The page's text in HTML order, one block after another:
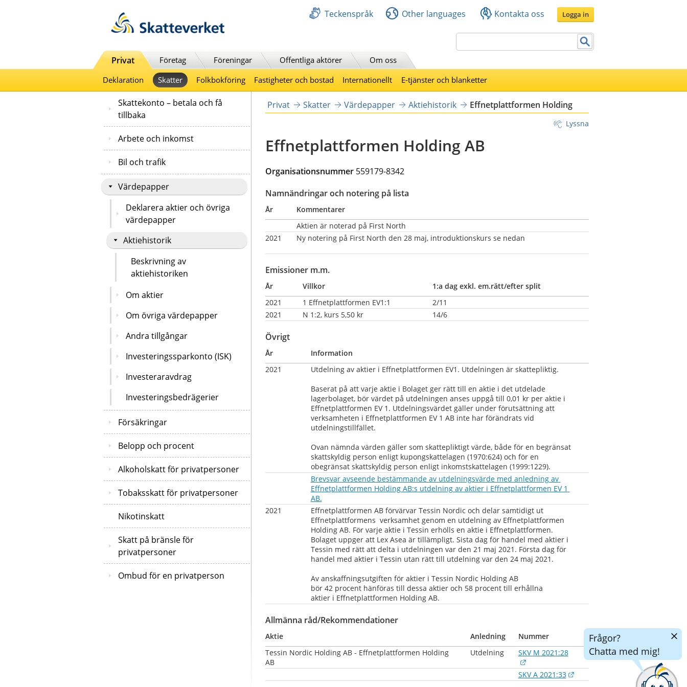
Teckenspråk Other languages Kontakta oss Logga in
Privat Företag Föreningar Offentliga aktörer
Om oss
Deklaration
Skatter Folkbokföring Fastigheter och bostad Internationellt E-tjänster och blanketter
Skattekonto – betala och få
tillbaka
Arbete och inkomst
Bil och trafik
Värdepapper
Deklarera aktier och övriga
värdepapper
Aktiehistorik
Beskrivning av
aktiehistoriken
Om aktier
Om övriga värdepapper
Andra tillgångar
Investeringssparkonto (ISK)
Investeraravdrag
Investeringsbedrägerier
Försäkringar
Belopp och procent
Alkoholskatt för privatpersoner
Tobaksskatt för privatpersoner
Nikotinskatt
Skatt på bränsle för
privatpersoner
Ombud för en privatperson
Privat Skatter Värdepapper Aktiehistorik Effnetplattformen Holding
Lyssna
Effnetplattformen Holding AB
Organisationsnummer 559179-8342
Namnändringar och notering på lista
År
Kommentarer
Aktien är noterad på First North
2021
Ny notering på First North den 28 maj, introduktionskurs se nedan
Emissioner m.m.
År Villkor
1:a dag exkl. em.rätt/efter split
2021
1 Effnetplattformen EV1:1
2/11
2021
N 1:2, kurs 5,50 kr 14/6
Övrigt
År
Information
2021
Utdelning av aktier i Effnetplattformen EV1. Utdelningen är skattepliktig.
Baserat på att varje aktie i Bolaget ger rätt till en aktie i det utdelade
lagerbolaget, bör värdet på utdelningen anses uppgå till 0,01 kr per aktie i
Effnetplattformen EV 1. Utdelningsvärdet gäller under förutsättning att
verksamheten i Effnetplattformen EV 1 AB inte har förändrats vid
utdelningstillfället.
Ovan nämnda värden gäller som skattepliktigt värde, både för en begränsat
skattskyldig person enligt kupongskattelagen (1970:624) och för en
obegränsat skattskyldig person enligt inkomstskattelagen (1999:1229).
Brevsvar avseende bestämmande av utdelningsvärde med anledning av
Effnetplattformen Holding AB:s utdelning av aktier i Effnetplattformen EV 1
AB.
2021
Effnetplattformen AB förvärvar Tessin Nordic och delar samtidigt ut
Effnetplattformens  verksamhet genom en utdelning av Effnetplattformen
Holding AB. För varje aktie i Tessin erhölls en aktie i Effnetplattformen.
Bolaget uppger att Lex Asea är tillämpligt. Sista dag för handel med aktier i
Tessin med rätt att delta i utdelningen var den 21 maj 2021. Första dag för
handel med aktier i Tessin utan rätt till utdelning var den 24 maj 2021.
Av anskaffningsutgiften för aktier i Tessin Nordic Holding AB
bör 42 procent hänföras till dessa aktier och 58 procent till erhållna
aktier i Effnetplattformen Holding AB.
Allmänna råd/Rekommendationer
Aktie Anledning
Nummer
Tessin Nordic Holding AB - Effnetplattformen Holding
AB
Utdelning
SKV M 2021:28
Länk till annan webbplats.
SKV A 2021:33
Länk till annan webbplats.
Frågor?
Chatta med mig!
Dölj